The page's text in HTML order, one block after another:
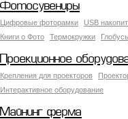
Фотосувениры
Цифровые фоторамки USB
Книги о Фото
Термокружки
Проекционное
Крепления для проекторов
Интерактивное оборудование
Майнинг ферма